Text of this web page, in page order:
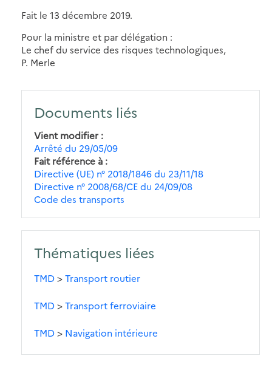
Fait le 13 décembre 2019.
Pour la ministre et par délégation :
Le chef du service des risques technologiques,
P. Merle
Documents liés
Vient modifier
Arrêté du 29/05/09
Fait référence à
Directive (UE) n° 2018/1846 du 23/11/18
Directive n° 2008/68/CE du 24/09/08
Code des transports
Thématiques liées
TMD>Transport routier
TMD>Transport ferroviaire
TMD> Navigation intérieure